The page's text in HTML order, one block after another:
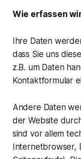
Wie erfassen
Ihre Daten
dass Sie uns
z.B. um Daten
Kontaktformular
Andere Daten
der Website
sind vor allem
Internetbrowser,